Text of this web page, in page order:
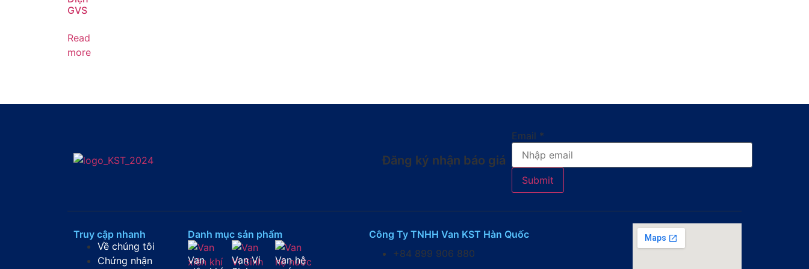
GVS
Read
more
Đăng ký nhận báo giá​
Email *
Submit
Truy cập nhanh
Về chúng tôi
Chứng nhận
Danh mục sản phẩm
Van
Van Vi
Van hệ
Công Ty TNHH Van KST Hàn Quốc
+84 899 906 880